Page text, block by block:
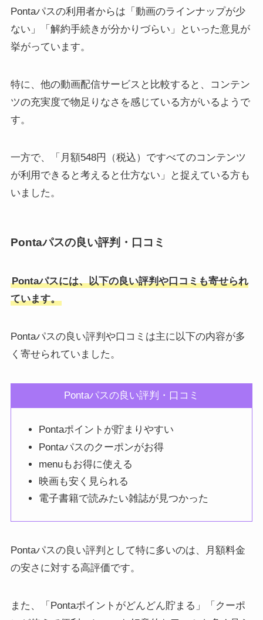
Pontaパスの利用者からは「動画のラインナップが少
ない」「解約手続きが分かりづらい」といった意見が
挙がっています。
特に、他の動画配信サービスと比較すると、コンテン
ツの充実度で物足りなさを感じている方がいるようで
す。
一方で、「月額548円（税込）ですべてのコンテンツ
が利用できると考えると仕方ない」と捉えている方も
いました。
Pontaパスの良い評判・口コミ
Pontaパスには、以下の良い評判や口コミも寄せられ
ています。
Pontaパスの良い評判や口コミは主に以下の内容が多
く寄せられていました。
Pontaパスの良い評判・口コミ
Pontaポイントが貯まりやすい
Pontaパスのクーポンがお得
menuもお得に使える
映画も安く見られる
電子書籍で読みたい雑誌が見つかった
Pontaパスの良い評判として特に多いのは、月額料金
の安さに対する高評価です。
また、「Pontaポイントがどんどん貯まる」「クーポ